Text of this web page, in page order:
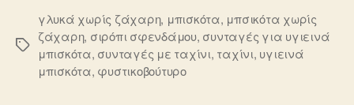
Ετικέτες
γλυκά χωρίς ζάχαρη, μπισκότα, μπσικότα χωρίς
ζάχαρη, σιρόπι σφενδάμου, συνταγές για υγιεινά
μπισκότα, συνταγές με ταχίνι, ταχίνι, υγιεινά
μπισκότα, φυστικοβούτυρο